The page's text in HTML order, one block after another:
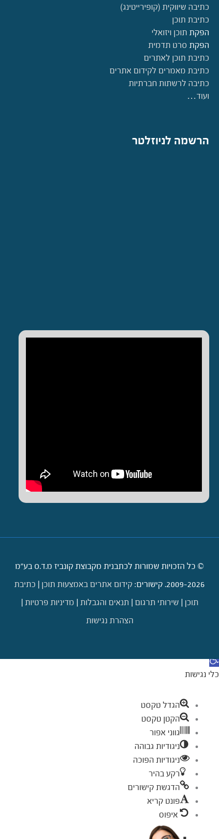
כתיבה שיווקית (קופירייטינג)
כתיבת תוכן
הפקת תוכן ויזואלי
הפקת סרט תדמית
כתיבת תוכן לאתרים
כתיבת מאמרים לקידום אתרים
כתיבה לרשתות חברתיות
ועוד…
הרשמה לניוזלטר
© כל הזכויות שמורות לכתבנית מקבוצת קונביז מ.ד.ס בע"מ
2009-2026. קישורים:
קידום אתרים באמצעות תוכן
כתיבת
תוכן
שירותי תרגום תנאים והגבלות מדיניות פרטיות
הצהרת נגישות
פתח סרגל נגישות
כלי נגישות
הגדל טקסט
הקטן טקסט
גווני אפור
ניגודיות גבוהה
ניגודיות הפוכה
רקע בהיר
הדגשת קישורים
פונט קריא
איפוס